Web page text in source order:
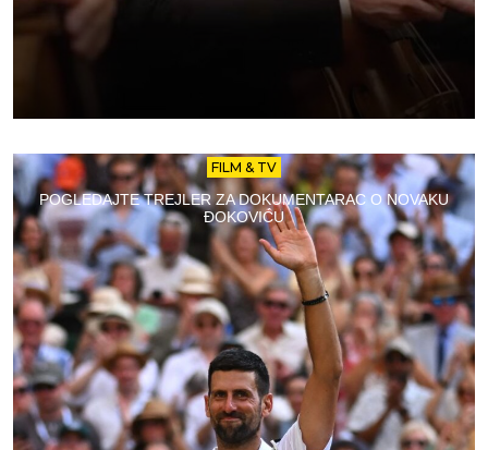
FILM & TV
POGLEDAJTE TREJLER ZA DOKUMENTARAC O NOVAKU
ĐOKOVIĆU